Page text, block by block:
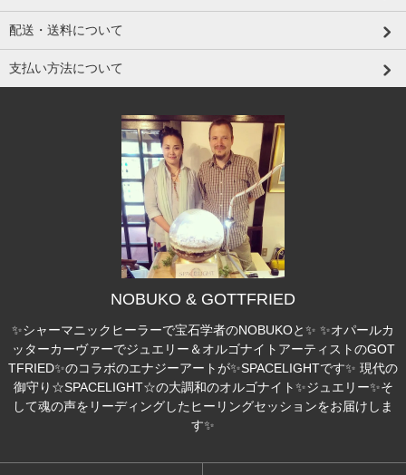
配送・送料について
支払い方法について
NOBUKO & GOTTFRIED
✨シャーマニックヒーラーで宝石学者のNOBUKOと✨ ✨オパールカ
ッターカーヴァーでジュエリー＆オルゴナイトアーティストのGOT
TFRIED✨のコラボのエナジーアートが✨SPACELIGHTです✨ 現代の
御守り☆SPACELIGHT☆の大調和のオルゴナイト✨ジュエリー✨そ
して魂の声をリーディングしたヒーリングセッションをお届けしま
す✨